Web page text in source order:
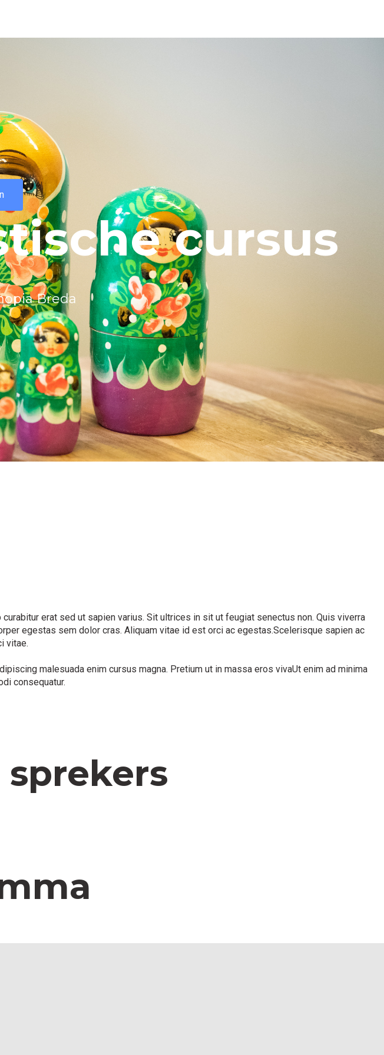
cursus
Breda
erat sed ut sapien varius. Sit ultrices in sit ut feugiat senectus non. Quis viverra
egestas sem dolor cras. Aliquam vitae id est orci ac egestas.Scelerisque sapien ac
vitae.
malesuada enim cursus magna. Pretium ut in massa eros vivaUt enim ad minima
consequatur.